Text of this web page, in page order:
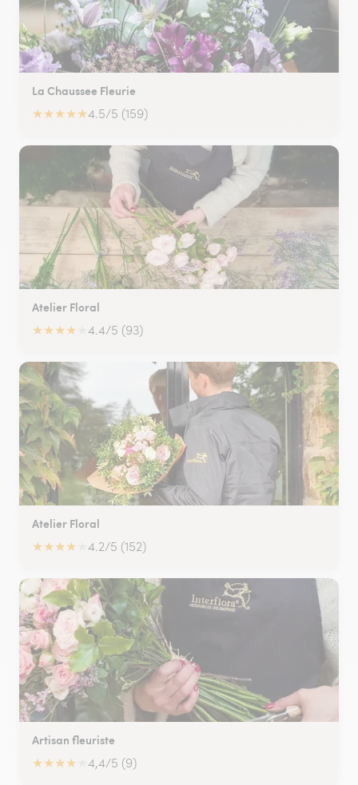
La Chaussee Fleurie
★★★★★4.5/5 (159)
Atelier Floral
★★★★ 4.4/5 (93)
Atelier Floral
★★★★ 4.2/5 (152)
Artisan fleuriste
★★★★ 4,4/5 (9)